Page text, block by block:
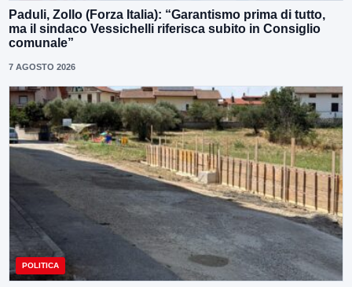
Paduli, Zollo (Forza Italia): “Garantismo prima di tutto,
ma il sindaco Vessichelli riferisca subito in Consiglio
comunale”
7 AGOSTO 2026
POLITICA